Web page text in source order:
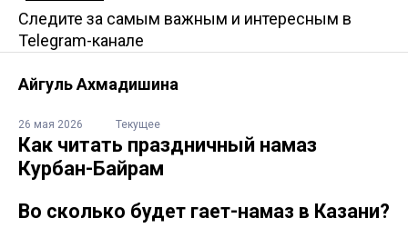
Следите за самым важным и интересным в
Telegram-канале
Айгуль Ахмадишина
26 мая 2026 Текущее
Как читать праздничный намаз
Курбан-Байрам
Во сколько будет гает-намаз в Казани?